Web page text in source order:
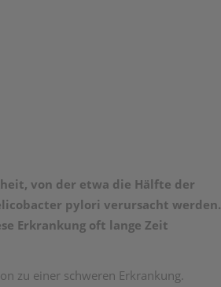
von der etwa die Hälfte der
pylori verursacht werden.
Erkrankung oft lange Zeit
zu einer schweren Erkrankung.